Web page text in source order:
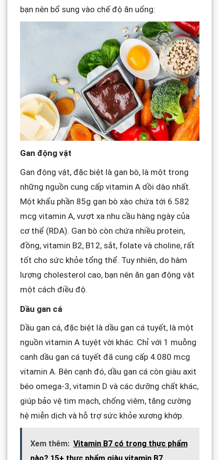
bạn nên bổ sung vào chế độ ăn uống:
Gan động vật
Gan động vật, đặc biệt là gan bò, là một trong
những nguồn cung cấp vitamin A dồi dào nhất.
Một khẩu phần 85g gan bò xào chứa tới 6.582
mcg vitamin A, vượt xa nhu cầu hàng ngày của
cơ thể (RDA). Gan bò còn chứa nhiều protein,
đồng, vitamin B2, B12, sắt, folate và choline, rất
tốt cho sức khỏe tổng thể. Tuy nhiên, do hàm
lượng cholesterol cao, bạn nên ăn gan động vật
một cách điều độ.
Dầu gan cá
Dầu gan cá, đặc biệt là dầu gan cá tuyết, là một
nguồn vitamin A tuyệt vời khác. Chỉ với 1 muỗng
canh dầu gan cá tuyết đã cung cấp 4.080 mcg
vitamin A. Bên cạnh đó, dầu gan cá còn giàu axit
béo omega-3, vitamin D và các dưỡng chất khác,
giúp bảo vệ tim mạch, chống viêm, tăng cường
hệ miễn dịch và hỗ trợ sức khỏe xương khớp.
Xem thêm: Vitamin B7 có trong thực phẩm